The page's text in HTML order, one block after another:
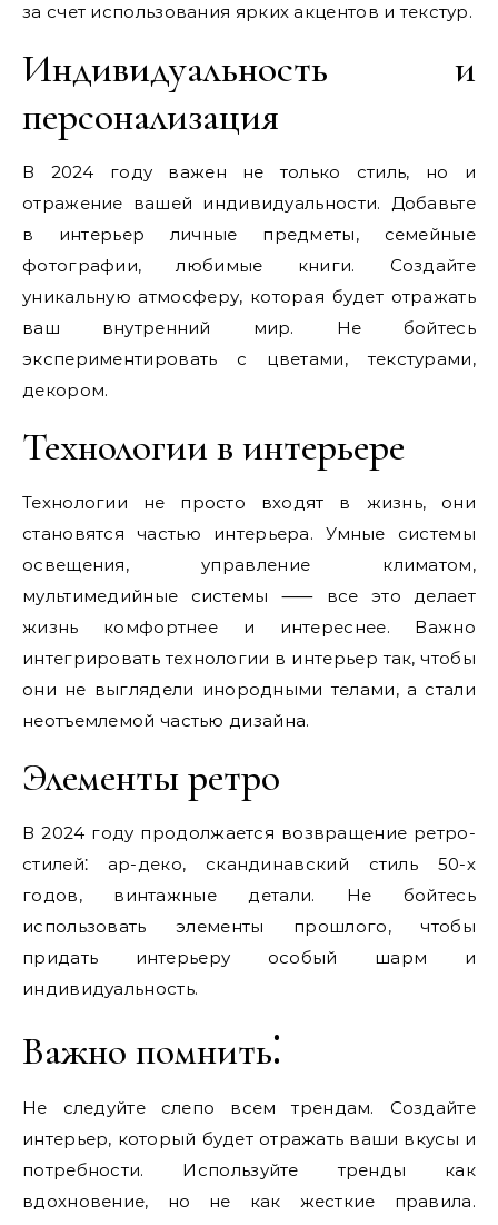
за счет использования ярких акцентов и текстур.
Индивидуальность и
персонализация
В 2024 году важен не только стиль, но и
отражение вашей индивидуальности. Добавьте
в интерьер личные предметы, семейные
фотографии, любимые книги. Создайте
уникальную атмосферу, которая будет отражать
ваш внутренний мир. Не бойтесь
экспериментировать с цветами, текстурами,
декором.
Технологии в интерьере
Технологии не просто входят в жизнь, они
становятся частью интерьера. Умные системы
освещения, управление климатом,
мультимедийные системы ⸺ все это делает
жизнь комфортнее и интереснее. Важно
интегрировать технологии в интерьер так, чтобы
они не выглядели инородными телами, а стали
неотъемлемой частью дизайна.
Элементы ретро
В 2024 году продолжается возвращение ретро-
стилей⁚ ар-деко, скандинавский стиль 50-х
годов, винтажные детали. Не бойтесь
использовать элементы прошлого, чтобы
придать интерьеру особый шарм и
индивидуальность.
Важно помнить⁚
Не следуйте слепо всем трендам. Создайте
интерьер, который будет отражать ваши вкусы и
потребности. Используйте тренды как
вдохновение, но не как жесткие правила.